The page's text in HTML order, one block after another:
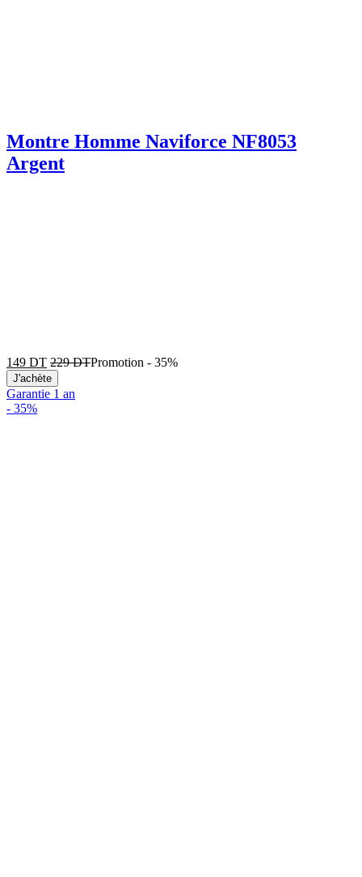
Montre Homme Naviforce NF8053
Argent
149 DT 229DTPromotion - 35%
J'achète
Garantie 1 an
- 35%